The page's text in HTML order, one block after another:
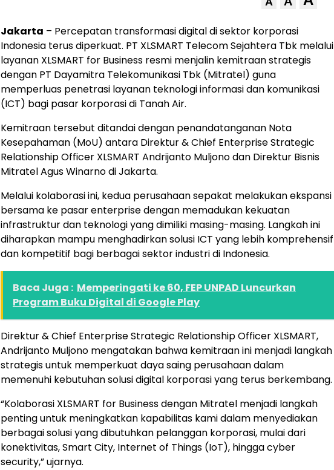
Jakarta – Percepatan transformasi digital di sektor korporasi
Indonesia terus diperkuat. PT XLSMART Telecom Sejahtera Tbk melalui
layanan XLSMART for Business resmi menjalin kemitraan strategis
dengan PT Dayamitra Telekomunikasi Tbk (Mitratel) guna
memperluas penetrasi layanan teknologi informasi dan komunikasi
(ICT) bagi pasar korporasi di Tanah Air.
Kemitraan tersebut ditandai dengan penandatanganan Nota
Kesepahaman (MoU) antara Direktur & Chief Enterprise Strategic
Relationship Officer XLSMART Andrijanto Muljono dan Direktur Bisnis
Mitratel Agus Winarno di Jakarta.
Melalui kolaborasi ini, kedua perusahaan sepakat melakukan ekspansi
bersama ke pasar enterprise dengan memadukan kekuatan
infrastruktur dan teknologi yang dimiliki masing-masing. Langkah ini
diharapkan mampu menghadirkan solusi ICT yang lebih komprehensif
dan kompetitif bagi berbagai sektor industri di Indonesia.
Baca Juga : Memperingati ke 60, FEP UNPAD Luncurkan
Program Buku Digital di Google Play
Direktur & Chief Enterprise Strategic Relationship Officer XLSMART,
Andrijanto Muljono mengatakan bahwa kemitraan ini menjadi langkah
strategis untuk memperkuat daya saing perusahaan dalam
memenuhi kebutuhan solusi digital korporasi yang terus berkembang.
“Kolaborasi XLSMART for Business dengan Mitratel menjadi langkah
penting untuk meningkatkan kapabilitas kami dalam menyediakan
berbagai solusi yang dibutuhkan pelanggan korporasi, mulai dari
konektivitas, Smart City, Internet of Things (IoT), hingga cyber
security,” ujarnya.